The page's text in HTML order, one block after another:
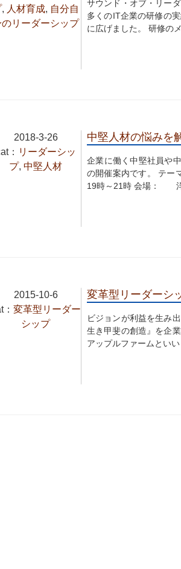
, 人材育成, 自分自
のリーダーシップ
サウンド・オブ・リー
多くのIT企業の研修の
に広げました。 研修の
2018-3-26
： リーダーシッ
プ, 中堅人材
中堅人材の悩み
企業に働く中堅社員や
の開催案内です。 テー
19時～21時 会場：
2015-10-6
変革型リーダー
シップ
変革型リーダーシ
ビジョンが利益を生み
生き甲斐の創造』を企
アップルファームとい